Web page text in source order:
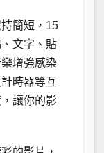
簡短，15
文字、貼
增強感染
時器等互
讓你的影